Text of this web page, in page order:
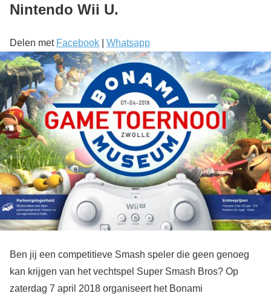
Nintendo Wii U.
Delen met Facebook Whatsapp
Ben jij een competitieve Smash speler die geen genoeg
kan krijgen van het vechtspel Super Smash Bros? Op
zaterdag 7 april 2018 organiseert het Bonami